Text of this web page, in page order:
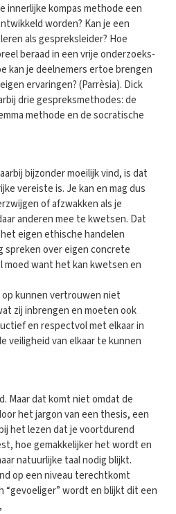
innerlijke kompas methode een
worden? Kan je een
als gespreksleider? Hoe
beraad in een vrije onderzoeks-
kan je deelnemers ertoe brengen
ervaringen? (Parrèsia). Dick
drie gespreksmethodes: de
methode en de socratische
bijzonder moeilijk vind, is dat
vereiste is. Je kan en mag dus
of afzwakken als je
anderen mee te kwetsen. Dat
eigen ethische handelen
spreken over eigen concrete
moed want het kan kwetsen en
kunnen vertrouwen niet
zij inbrengen en moeten ook
en respectvol met elkaar in
veiligheid van elkaar te kunnen
Maar dat komt niet omdat de
het jargon van een thesis, een
het lezen dat je voortdurend
hoe gemakkelijker het wordt en
natuurlijke taal nodig blijkt.
op een niveau terechtkomt
“gevoeliger” wordt en blijkt dit een